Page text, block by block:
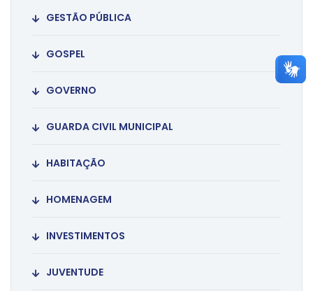
GESTÃO PÚBLICA
GOSPEL
GOVERNO
GUARDA CIVIL MUNICIPAL
HABITAÇÃO
HOMENAGEM
INVESTIMENTOS
JUVENTUDE